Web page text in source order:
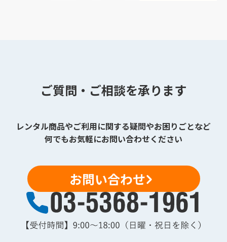
ご質問・ご相談を承ります
レンタル商品やご利用に関する疑問やお困りごとなど
何でもお気軽にお問い合わせください
お問い合わせ